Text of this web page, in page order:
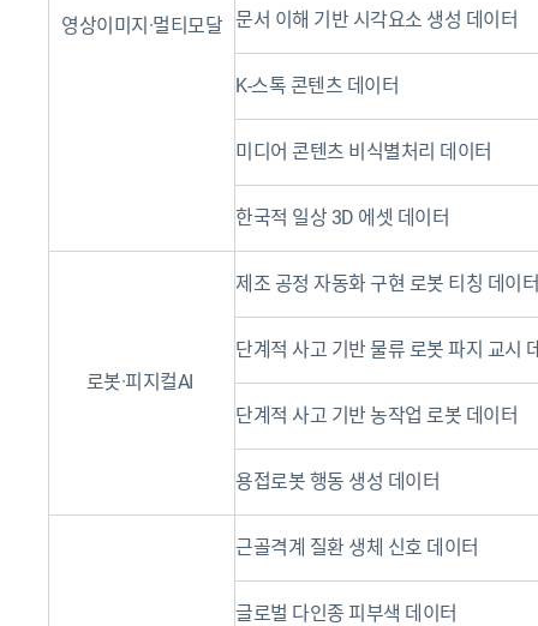
영상이미지·멀티모달 문서 이해 기반 시각요소 생성 데이터
K-스톡 콘텐츠 데이터
미디어 콘텐츠 비식별처리 데이터
한국적 일상 3D 에셋 데이터
로봇·피지컬AI
제조 공정 자동화 구현 로봇 티칭 데이터
단계적 사고 기반 물류 로봇 파지 교시
단계적 사고 기반 농작업 로봇 데이터
용접로봇 행동 생성 데이터
근골격계 질환 생체 신호 데이터
글로벌 다인종 피부색 데이터